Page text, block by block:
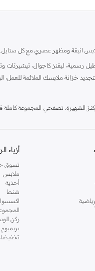
لك ملابس انيقة ومظهر عصري مع كل ستايل.
رسمية، ليقنز كاجوال،
خزانة ملابسك الملائمة
تصفحي المجموعة كاملة
أزياء
تسوق
ملابس
أحذية
شنط
ركن
بريميوم